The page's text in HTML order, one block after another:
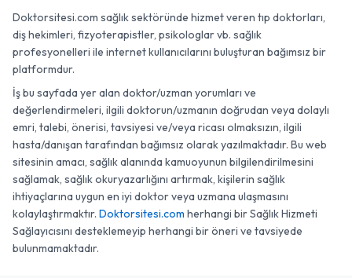
Doktorsitesi.com sağlık sektöründe hizmet veren tıp doktorları,
diş hekimleri, fizyoterapistler, psikologlar vb. sağlık
profesyonelleri ile internet kullanıcılarını buluşturan bağımsız bir
platformdur.
İş bu sayfada yer alan doktor/uzman yorumları ve
değerlendirmeleri, ilgili doktorun/uzmanın doğrudan veya dolaylı
emri, talebi, önerisi, tavsiyesi ve/veya ricası olmaksızın, ilgili
hasta/danışan tarafından bağımsız olarak yazılmaktadır. Bu web
sitesinin amacı, sağlık alanında kamuoyunun bilgilendirilmesini
sağlamak, sağlık okuryazarlığını artırmak, kişilerin sağlık
ihtiyaçlarına uygun en iyi doktor veya uzmana ulaşmasını
kolaylaştırmaktır. Doktorsitesi.com herhangi bir Sağlık Hizmeti
Sağlayıcısını desteklemeyip herhangi bir öneri ve tavsiyede
bulunmamaktadır.